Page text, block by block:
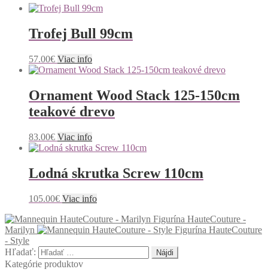
Trofej Bull 99cm
57.00€ Viac info
Ornament Wood Stack 125-150cm
teakové drevo
83.00€ Viac info
Lodná skrutka Screw 110cm
105.00€ Viac info
Figurína HauteCouture -
Marilyn
Figurína HauteCouture
- Style
Hľadať:
Kategórie produktov